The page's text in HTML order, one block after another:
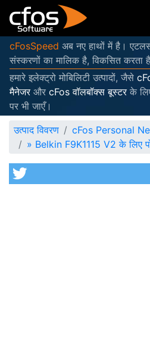
cFosSpeed अब नए हाथों में है।
संस्करणों का मालिक है, विकसित करता
हमारे इलेक्ट्रो मोबिलिटी उत्पादों, जैसे
मैनेजरऔर cFos वॉलबॉक्स बूस्टरके
पर भी जाएँ।
उत्पाद विवरण
cFos Personal
» Belkin F9K1115 V2 के लिए